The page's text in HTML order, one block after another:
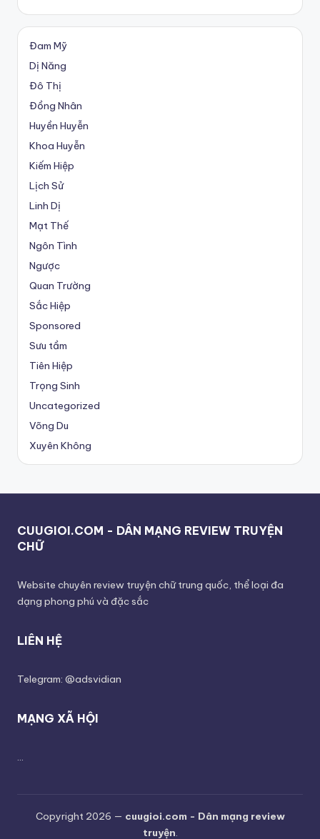
Đam Mỹ
Dị Năng
Đô Thị
Đồng Nhân
Huyền Huyễn
Khoa Huyễn
Kiếm Hiệp
Lịch Sử
Linh Dị
Mạt Thế
Ngôn Tình
Ngược
Quan Trường
Sắc Hiệp
Sponsored
Sưu tầm
Tiên Hiệp
Trọng Sinh
Uncategorized
Võng Du
Xuyên Không
CUUGIOI.COM - DÂN MẠNG REVIEW TRUYỆN
CHỮ
Website chuyên review truyện chữ trung quốc, thể loại đa
dạng phong phú và đặc sắc
LIÊN HỆ
Telegram: @adsvidian
MẠNG XÃ HỘI
...
Copyright 2026 — cuugioi.com - Dân mạng review
truyện.